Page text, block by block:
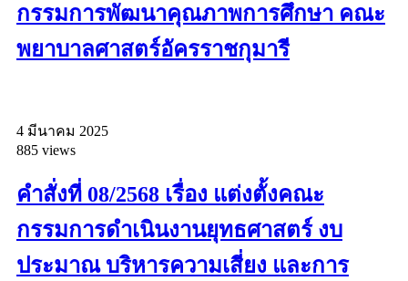
กรรมการพัฒนาคุณภาพการศึกษา คณะ
พยาบาลศาสตร์อัครราชกุมารี
4 มีนาคม 2025
885 views
คำสั่งที่ 08/2568 เรื่อง แต่งตั้งคณะ
กรรมการดำเนินงานยุทธศาสตร์ งบ
ประมาณ บริหารความเสี่ยง และการ